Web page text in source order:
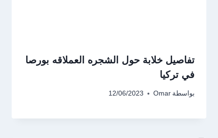
تفاصيل خلابة حول الشجره العملاقه بورصا
في تركيا
بواسطة Omar
12/06/2023